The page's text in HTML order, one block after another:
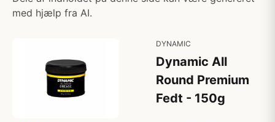
med hjælp fra AI.
DYNAMIC
Dynamic All
Round Premium
Fedt - 150g